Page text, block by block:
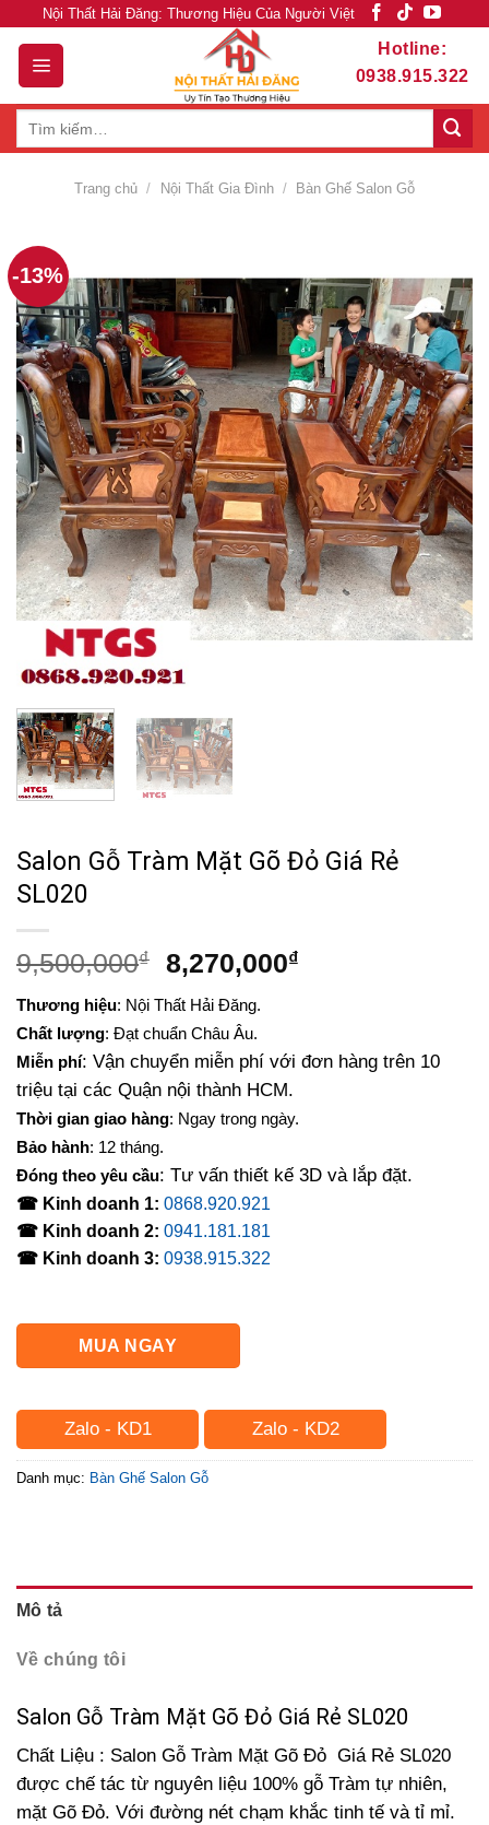
content
Nội Thất Hải Đăng: Thương Hiệu Của Người Việt
Hotline:
0938.915.322
Trang chủ / Nội Thất Gia Đình / Bàn Ghế Salon Gỗ
-13%
Salon Gỗ Tràm Mặt Gõ Đỏ Giá Rẻ
SL020
9,500,000₫
Giá
là:
9,500,000₫.
8,270,000₫Giá
8,270,000₫.
Thương hiệu: Nội Thất Hải Đăng.
Chất lượng: Đạt chuẩn Châu Âu.
Miễn phí: Vận chuyển miễn phí với đơn hàng trên 10
triệu tại các Quận nội thành HCM.
Thời gian giao hàng: Ngay trong ngày.
Bảo hành: 12 tháng.
Đóng theo yêu cầu: Tư vấn thiết kế 3D và lắp đặt.
☎ Kinh doanh 1: 0868.920.921
☎ Kinh doanh 2: 0941.181.181
☎ Kinh doanh 3: 0938.915.322
MUA NGAY
Zalo - KD1 Zalo - KD2
Danh mục: Bàn Ghế Salon Gỗ
Mô tả
Về chúng tôi
Salon Gỗ Tràm Mặt Gõ Đỏ Giá Rẻ SL020
Chất Liệu : Salon Gỗ Tràm Mặt Gõ Đỏ Giá Rẻ SL020
được chế tác từ nguyên liệu 100% gỗ Tràm tự nhiên,
mặt Gõ Đỏ. Với đường nét chạm khắc tinh tế và tỉ mỉ.